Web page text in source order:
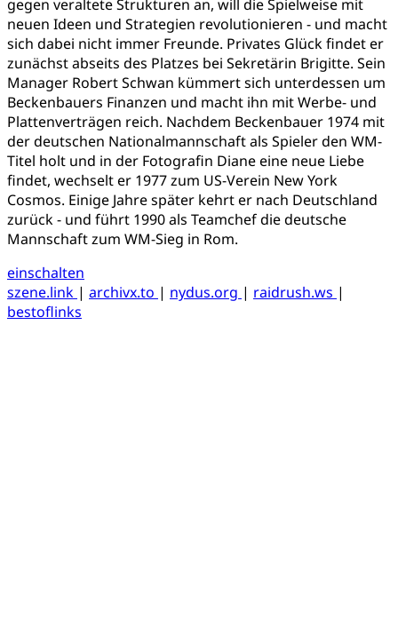
gegen veraltete Strukturen an, will die Spielweise mit
neuen Ideen und Strategien revolutionieren - und macht
sich dabei nicht immer Freunde. Privates Glück findet er
zunächst abseits des Platzes bei Sekretärin Brigitte. Sein
Manager Robert Schwan kümmert sich unterdessen um
Beckenbauers Finanzen und macht ihn mit Werbe- und
Plattenverträgen reich. Nachdem Beckenbauer 1974 mit
der deutschen Nationalmannschaft als Spieler den WM-
Titel holt und in der Fotografin Diane eine neue Liebe
findet, wechselt er 1977 zum US-Verein New York
Cosmos. Einige Jahre später kehrt er nach Deutschland
zurück - und führt 1990 als Teamchef die deutsche
Mannschaft zum WM-Sieg in Rom.
einschalten
szene.link | archivx.to | nydus.org | raidrush.ws |
bestoflinks